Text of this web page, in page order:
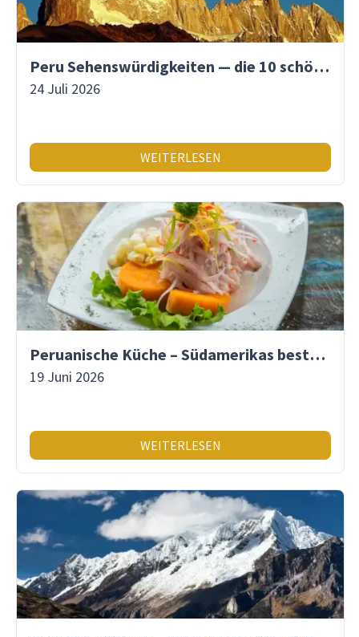
Peru Sehenswürdigkeiten — die 10 schönsten Orte
24 Juli 2026
WEITERLESEN
Peruanische Küche – Südamerikas beste Gastronomie
19 Juni 2026
WEITERLESEN